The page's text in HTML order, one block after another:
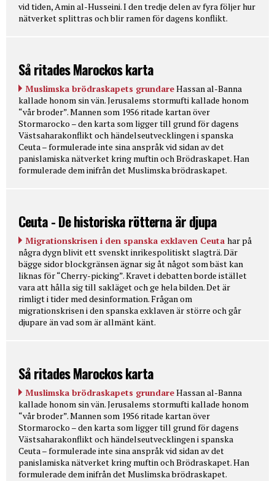
vid tiden, Amin al-Husseini. I den tredje delen av fyra följer hur
nätverket splittras och blir ramen för dagens konflikt.
Så ritades Marockos karta
Muslimska brödraskapets grundareHassan al-Banna
kallade honom sin vän. Jerusalems stormufti kallade honom
“vår broder”. Mannen som 1956 ritade kartan över
Stormarocko – den karta som ligger till grund för dagens
Västsaharakonflikt och händelseutvecklingen i spanska
Ceuta – formulerade inte sina anspråk vid sidan av det
panislamiska nätverket kring muftin och Brödraskapet. Han
formulerade dem inifrån det Muslimska brödraskapet.
Ceuta - De historiska rötterna är djupa
Migrationskrisen i den spanska exklaven Ceuta har på
några dygn blivit ett svenskt inrikespolitiskt slagträ. Där
bägge sidor blockgränsen ägnar sig åt något som bäst kan
liknas för “Cherry-picking”. Kravet i debatten borde istället
vara att hålla sig till sakläget och ge hela bilden. Det är
rimligt i tider med desinformation. Frågan om
migrationskrisen i den spanska exklaven är större och går
djupare än vad som är allmänt känt.
Så ritades Marockos karta
Muslimska brödraskapets grundareHassan al-Banna
kallade honom sin vän. Jerusalems stormufti kallade honom
“vår broder”. Mannen som 1956 ritade kartan över
Stormarocko – den karta som ligger till grund för dagens
Västsaharakonflikt och händelseutvecklingen i spanska
Ceuta – formulerade inte sina anspråk vid sidan av det
panislamiska nätverket kring muftin och Brödraskapet. Han
formulerade dem inifrån det Muslimska brödraskapet.